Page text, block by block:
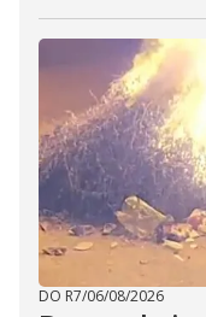
DO R7/06/08/2026